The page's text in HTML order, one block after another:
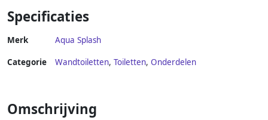
Specificaties
Merk Aqua Splash
Categorie Wandtoiletten, Toiletten, Onderdelen
Omschrijving